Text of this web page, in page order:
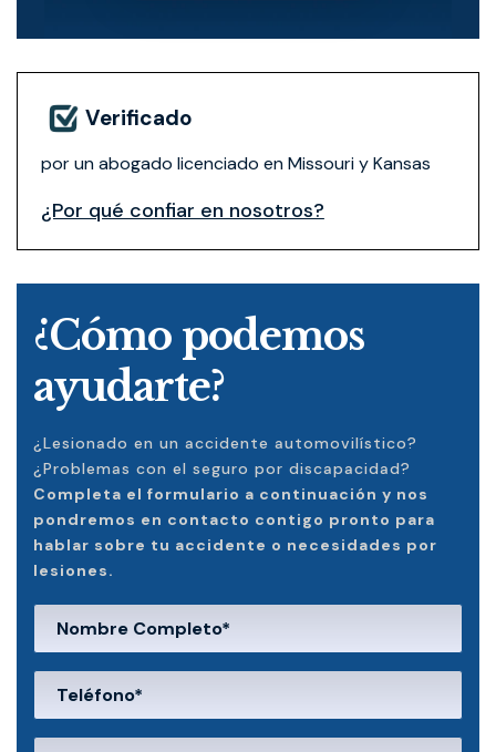
Verificado
por un abogado licenciado en Missouri y Kansas
¿Por qué confiar en nosotros?
¿Cómo podemos
ayudarte?
¿Lesionado en un accidente automovilístico?
¿Problemas con el seguro por discapacidad?
Completa el formulario a continuación y nos
pondremos en contacto contigo pronto para
hablar sobre tu accidente o necesidades por
lesiones.